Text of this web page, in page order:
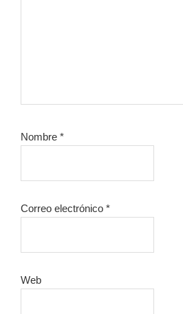
Nombre *
Correo electrónico *
Web